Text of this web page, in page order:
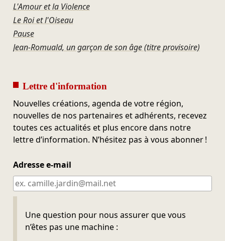
L'Amour et la Violence
Le Roi et l'Oiseau
Pause
Jean-Romuald, un garçon de son âge (titre provisoire)
Lettre d'information
Nouvelles créations, agenda de votre région,
nouvelles de nos partenaires et adhérents, recevez
toutes ces actualités et plus encore dans notre
lettre d’information. N’hésitez pas à vous abonner !
Adresse e-mail
Une question pour nous assurer que vous
n’êtes pas une machine :
Ne pas remplir